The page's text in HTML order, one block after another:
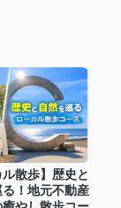
ル散歩】歴史と
！地元不動産